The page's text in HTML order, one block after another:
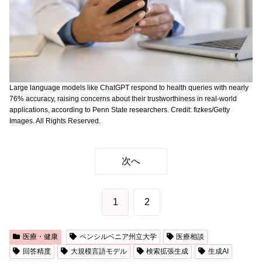
Large language models like ChatGPT respond to health queries with nearly
76% accuracy, raising concerns about their trustworthiness in real-world
applications, according to Penn State researchers. Credit: fizkes/Getty
Images. All Rights Reserved.
次へ
1 2
医療・健康 ペンシルベニア州立大学
医療相談
回答精度
大規模言語モデル 検索拡張生成 生成AI